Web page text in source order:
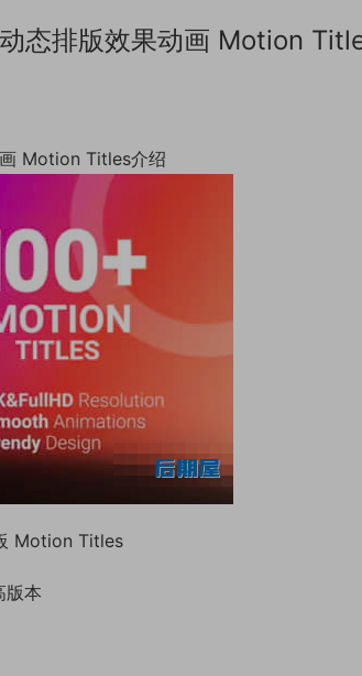
态排版效果动画 Motion
Motion Titles介绍
Motion Titles
版本